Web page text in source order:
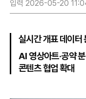
입력 2026-05-20
실시간 개표 데이터
AI 영상아트·공약
콘텐츠 협업 확대